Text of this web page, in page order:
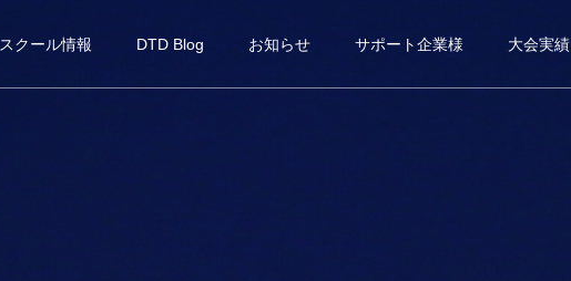
スクール情報 DTD Blog お知らせ サポート企業様 大会実績